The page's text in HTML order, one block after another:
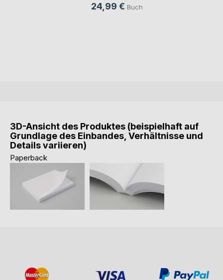
24,99 € Buch
3D-Ansicht des Produktes (beispielhaft auf
Grundlage des Einbandes, Verhältnisse und
Details variieren)
Paperback